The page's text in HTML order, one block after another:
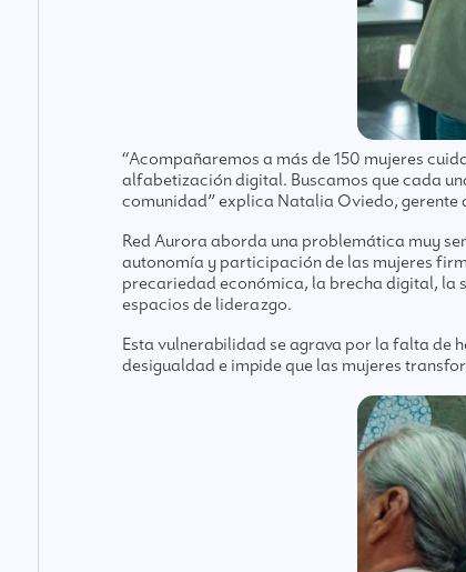
“Acompañaremos a más de 150 mujeres
alfabetización digital. Buscamos que cada
comunidad” explica Natalia Oviedo, gerente
Red Aurora aborda una problemática muy
autonomía y participación de las mujeres
precariedad económica, la brecha digital, la
espacios de liderazgo.
Esta vulnerabilidad se agrava por la falta de
desigualdad e impide que las mujeres